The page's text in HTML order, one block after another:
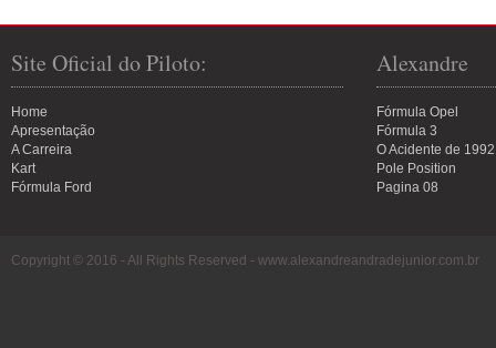
Site Oficial do Piloto:
Home
Apresentação
A Carreira
Kart
Fórmula Ford
Alexandre
Fórmula Opel
Fórmula 3
O Acidente de 1992
Pole Position
Pagina 08
Copyright © 2016 - All Rights Reserved - www.alexandreandradejunior.com.br